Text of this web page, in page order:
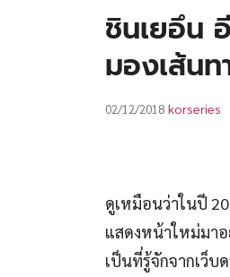
ชินเยอึน
มองเส้นท
02/12/2018 korseries
ดูเหมือนว่าในปี
แสดงหน้าใหม่มา
เป็นที่รู้จักจากเว็บ